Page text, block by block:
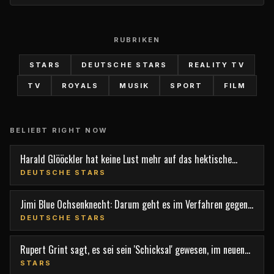
RUBRIKEN
STARS DEUTSCHE STARS REALITY TV
TV ROYALS MUSIK SPORT FILM
BELIEBT RIGHT NOW
Harald Glööckler hat keine Lust mehr auf das hektische
Berlin
DEUTSCHE STARS
Jimi Blue Ochsenknecht: Darum geht es im Verfahren gegen
den TV-Star
DEUTSCHE STARS
Rupert Grint sagt, es sei sein 'Schicksal' gewesen, im neuen
Film 'Nightborn' mitzuspielen
STARS